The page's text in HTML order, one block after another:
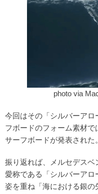
photo via
今回はその「シルバーア
フボードのフォーム素材
サーフボードが発表された。
振り返れば、メルセデス
愛称である「シルバーアロ
姿を重ね「海における銀の